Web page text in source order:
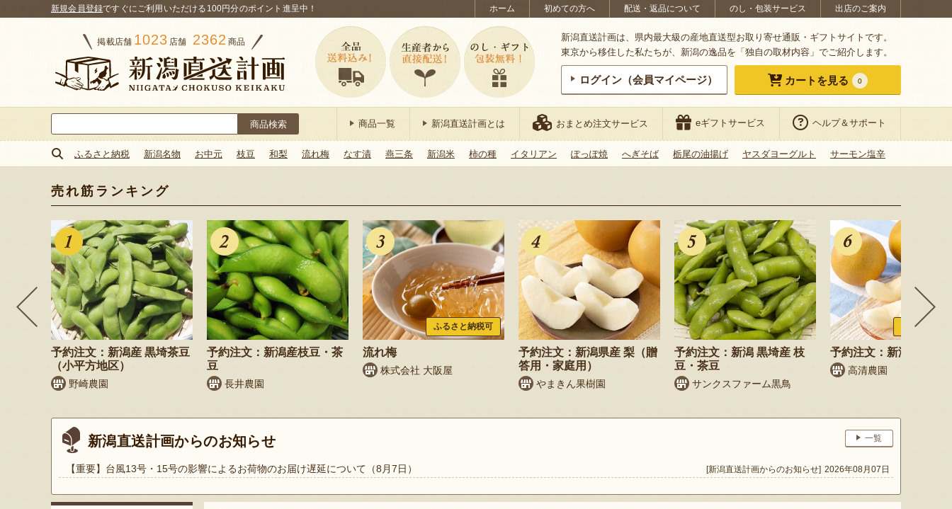
ホーム 初めての方へ 配送・返品について のし・包装サービス 出店のご案内
新規会員登録ですぐにご利用いただける100円分のポイント進呈中！
掲載店舗 1023 店舗 2362 商品
新潟直送計画は、県内最大級の産地直送型お取り寄せ通販・ギフトサイトです。
東京から移住した私たちが、新潟の逸品を「独自の取材内容」でご紹介します。
ログイン（会員マイページ） カートを見る 0
索:
商品一覧 新潟直送計画とは おまとめ注文サービス eギフトサービス ヘルプ＆サポート
ふるさと納税 新潟名物 お中元 枝豆 和梨 流れ梅 なす漬 燕三条 新潟米 柿の種 イタリアン ぽっぽ焼 へぎそば 栃尾の油揚げ ヤスダヨーグルト サーモン塩辛
売れ筋ランキング
予約注文：新潟産 黒埼茶豆
（小平方地区）
野崎農園
予約注文：新潟産枝豆・茶
豆
長井農園
ふるさと納税可
流れ梅
株式会社 大阪屋
予約注文：新潟県産 梨（贈
答用・家庭用）
やまきん果樹園
予約注文：新潟 黒埼産 枝
豆・茶豆
サンクスファーム黒鳥
ふるさと納
予約注文：新潟県産 梨
高清農園
新潟直送計画からのお知らせ 一覧
【重要】台風13号・15号の影響によるお荷物のお届け遅延について（8月7日） [新潟直送計画からのお知らせ] 2026年08月07日